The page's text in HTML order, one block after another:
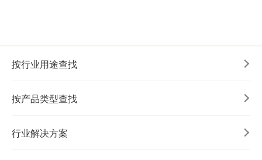
按行业用途查找
按产品类型查找
行业解决方案